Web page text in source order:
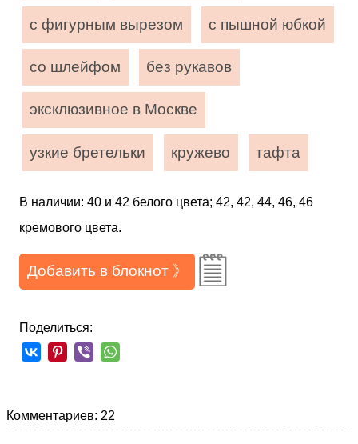
с фигурным вырезом с пышной юбкой
со шлейфом без рукавов
эксклюзивное в Москве
узкие бретельки кружево тафта
В наличии: 40 и 42 белого цвета; 42, 42, 44, 46, 46
кремового цвета.
Добавить в блокнот 》
Поделиться:
Комментариев: 22